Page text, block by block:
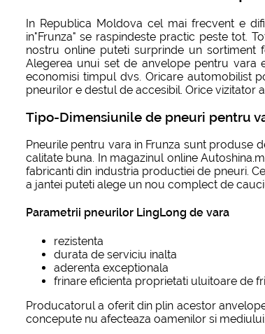
In Republica Moldova cel mai frecvent e
in"Frunza" se raspindeste practic peste tot.
nostru online puteti surprinde un sortiment
Alegerea unui set de anvelope pentru vara
economisi timpul dvs. Oricare automobilist
pneurilor e destul de accesibil. Orice vizitator
Tipo-Dimensiunile de pneuri pentru
Pneurile pentru vara in Frunza sunt produse
calitate buna. In magazinul online
fabricanti din industria productiei de pneuri.
a jantei puteti alege un nou complect de
Parametrii pneurilor LingLong de vara
rezistenta
durata de serviciu inalta
aderenta exceptionala
frinare eficienta proprietati uluitoare de
Producatorul a oferit din plin acestor
concepute nu afecteaza oamenilor si mediului.